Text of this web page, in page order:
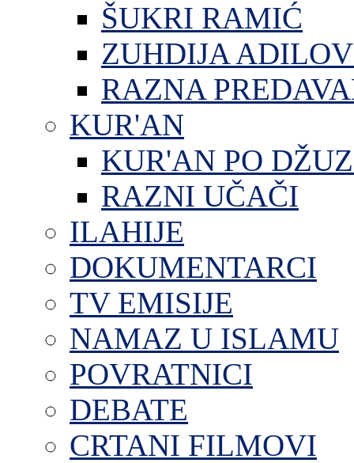
ŠUKRI RAMIĆ
ZUHDIJA
RAZNA
KUR'AN
KUR'AN PO
RAZNI UČAČI
ILAHIJE
DOKUMENTARCI
TV EMISIJE
NAMAZ U ISLAMU
POVRATNICI
DEBATE
CRTANI FILMOVI